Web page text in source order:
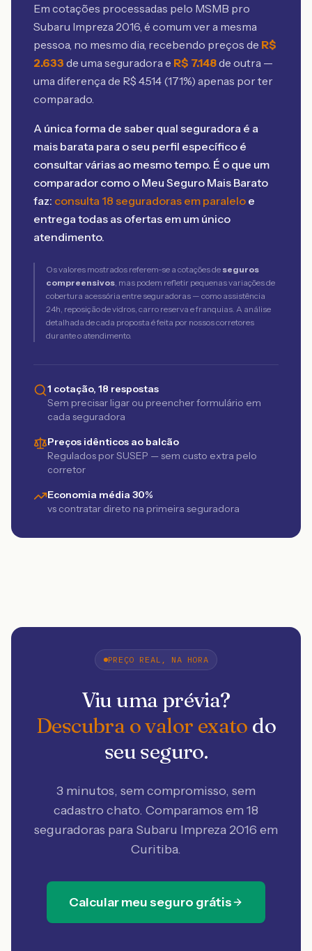
Em cotações processadas pelo MSMB pro
Subaru Impreza 2016, é comum ver a mesma
pessoa, no mesmo dia, recebendo preços de R$
2.633 de uma seguradora e R$ 7.148de outra —
uma diferença de R$ 4.514 (171%) apenas por ter
comparado.
A única forma de saber qual seguradora é a
mais barata para o seu perfil específico é
consultar várias ao mesmo tempo. É o que um
comparador como o Meu Seguro Mais Barato
faz: consulta 18 seguradoras em paralelo e
entrega todas as ofertas em um único
atendimento.
Os valores mostrados referem-se a cotações de seguros
compreensivos, mas podem refletir pequenas variações de
cobertura acessória entre seguradoras — como assistência
24h, reposição de vidros, carro reserva e franquias. A análise
detalhada de cada proposta é feita por nossos corretores
durante o atendimento.
1 cotação, 18 respostas
Sem precisar ligar ou preencher formulário em
cada seguradora
Preços idênticos ao balcão
Regulados por SUSEP — sem custo extra pelo
corretor
Economia média 30%
vs contratar direto na primeira seguradora
PREÇO REAL, NA HORA
Viu uma prévia?
Descubra o valor exato do
seu seguro.
3 minutos, sem compromisso, sem
cadastro chato. Comparamos em 18
seguradoras para Subaru Impreza 2016 em
Curitiba.
Calcular meu seguro grátis